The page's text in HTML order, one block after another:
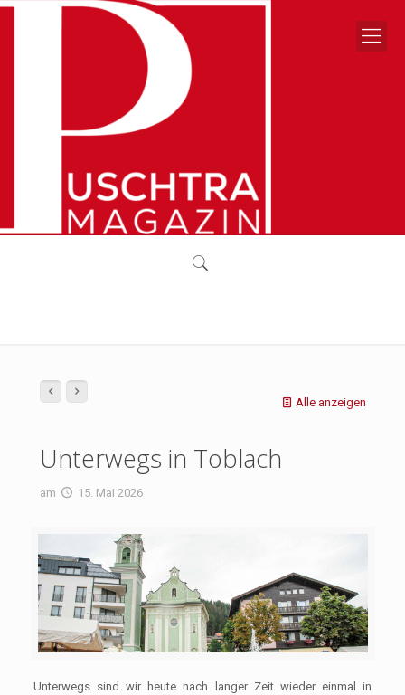
Alle anzeigen
Unterwegs in Toblach
am 15. Mai 2026
Unterwegs sind wir heute nach langer Zeit wieder einmal in